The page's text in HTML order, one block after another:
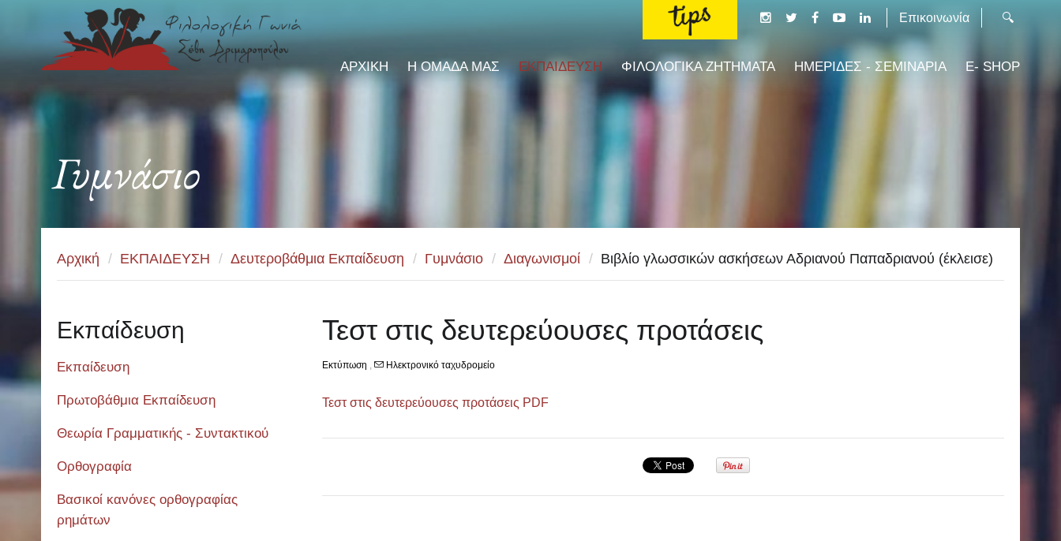
Επικοινωνία
ΑΡΧΙΚΗ Η ΟΜΑΔΑ ΜΑΣ ΕΚΠΑΙΔΕΥΣΗ ΦΙΛΟΛΟΓΙΚΑ ΖΗΤΗΜΑΤΑ ΗΜΕΡΙΔΕΣ - ΣΕΜΙΝΑΡΙΑ E- SHOP
Γυμνάσιο
Αρχική / ΕΚΠΑΙΔΕΥΣΗ / Δευτεροβάθμια Εκπαίδευση / Γυμνάσιο / Διαγωνισμοί / Βιβλίο γλωσσικών ασκήσεων Αδριανού Παπαδριανού (έκλεισε)
Τεστ στις δευτερεύουσες προτάσεις
Εκτύπωση , Ηλεκτρονικό ταχυδρομείο
Τεστ στις δευτερεύουσες προτάσεις PDF
Εκπαίδευση
Εκπαίδευση
Πρωτοβάθμια Εκπαίδευση
Θεωρία Γραμματικής - Συντακτικού
Ορθογραφία
Βασικοί κανόνες ορθογραφίας
ρημάτων